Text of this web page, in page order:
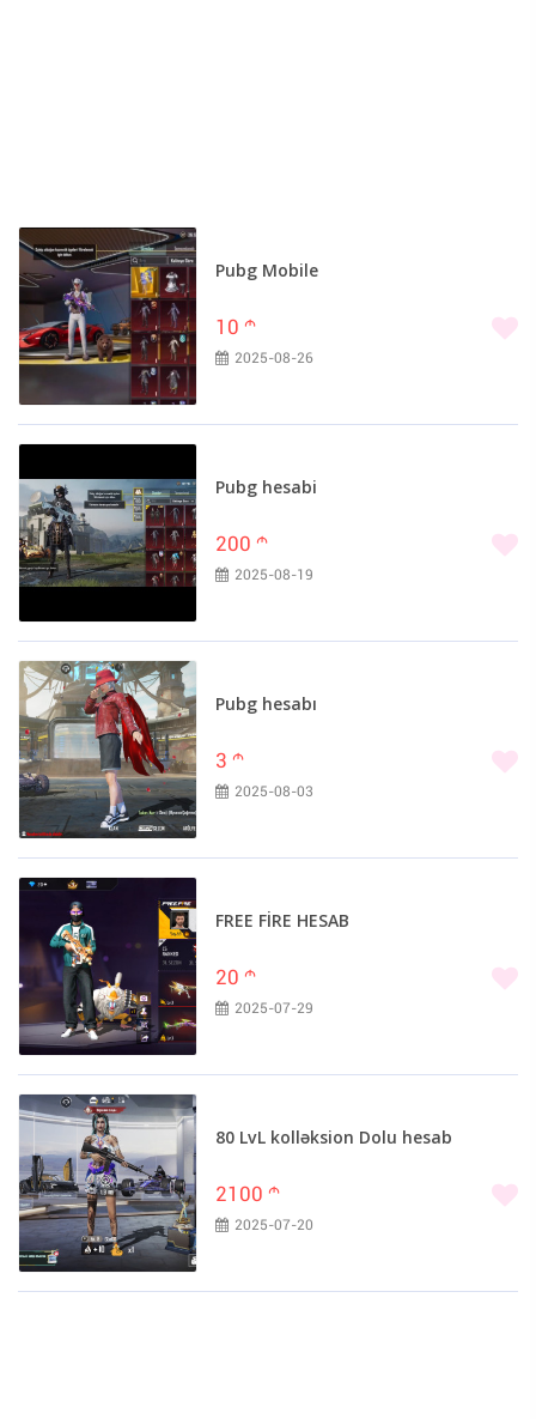
Pubg Mobile
10 m
2025-08-26
Pubg hesabi
200 m
2025-08-19
Pubg hesabı
3 m
2025-08-03
FREE FİRE HESAB
20 m
2025-07-29
80 LvL kolləksion Dolu hesab
2100 m
2025-07-20